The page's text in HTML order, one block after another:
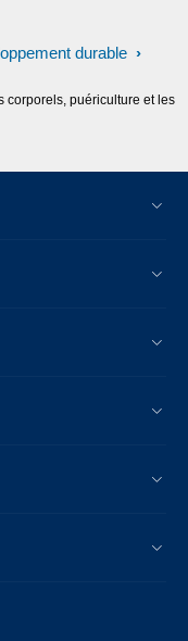
durable
corporels, puériculture et les